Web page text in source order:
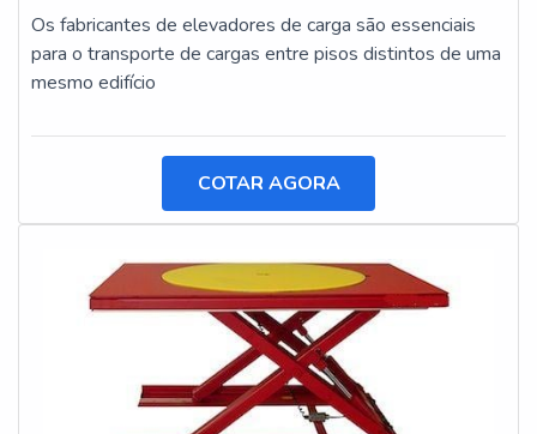
Os fabricantes de elevadores de carga são essenciais
para o transporte de cargas entre pisos distintos de uma
mesmo edifício
COTAR AGORA